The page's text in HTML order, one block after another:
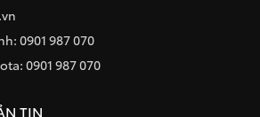
0901 987 070
0901 987 070
TIN